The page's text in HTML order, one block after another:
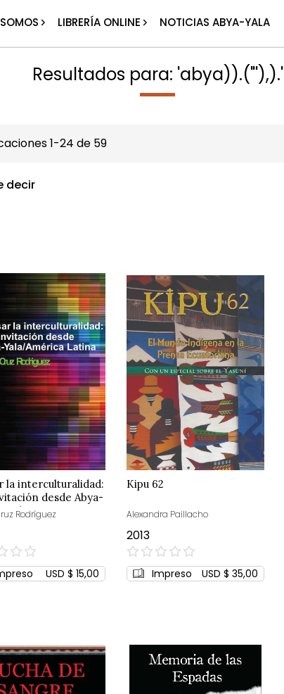
LIBRERÍA ONLINE NOTICIAS ABYA-YALA
Resultados para: 'abya)).("'),).'
1-24 de 59
decir
la interculturalidad:
desde Abya-
Latina
Rodríguez
USD $ 15,00
Kipu 62
Alexandra Paillacho
2013
0%
Impreso USD $ 35,00